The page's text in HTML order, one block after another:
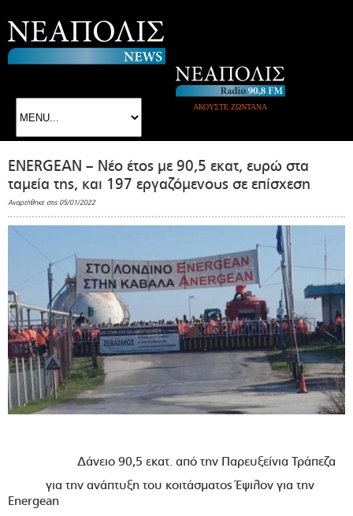
ΑΚΟΥΣΤΕ ΖΩΝΤΑΝΑ
ENERGEAN – Νέο έτος με 90,5 εκατ, ευρώ στα
ταμεία της, και 197 εργαζόμενους σε επίσχεση
Αναρτήθηκε στις 05/01/2022
Δάνειο 90,5 εκατ. από την Παρευξείνια Τράπεζα
για την ανάπτυξη του κοιτάσματος Έψιλον για την
Energean